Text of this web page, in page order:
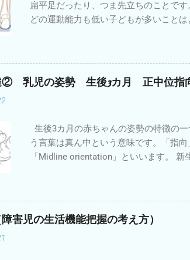
扁平足だったり、つま先立ちのことで
どの運動能力も低い子どもが多いこと
バランスがとりにくい理由はそれだけ
っておいてください。特に小学校・中
がとりにくい分を太ももやお尻や腰の
ももやお尻の外側の筋肉が強く張って
達障害を持った子どもの中には脳性麻
もいるようです。子ども時代は人生の
す。 こどもリハビリ相談
② 乳児の姿勢 生後3カ月 正中位指
生後3カ月の赤ちゃんの姿勢の特徴の
う言葉は真ん中という意味です。「指
「Midline orientation」といいます。 新
す。もちろん興味があるものが右側に
に近いところに頭や手足が向かってい
身体の位置関係を視覚や触覚や固有感
したことを意味しています。別の言葉
障害児の生活機能把握の考え方）